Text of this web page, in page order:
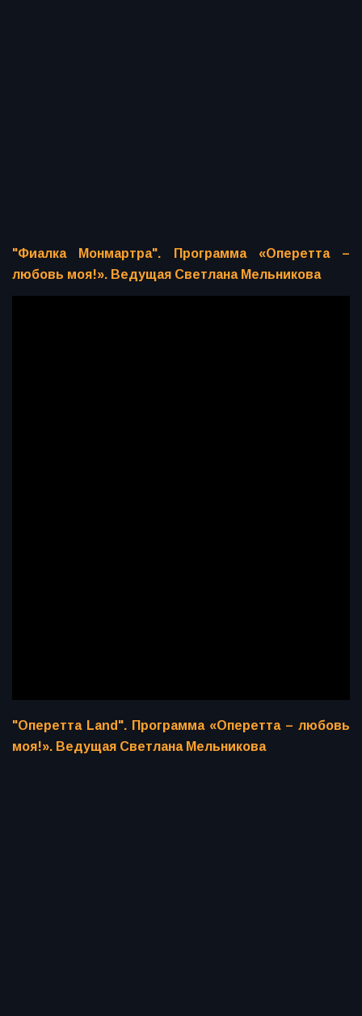
"Фиалка Монмартра". Программа «Оперетта –
любовь моя!». Ведущая Светлана Мельникова
"Оперетта Land". Программа «Оперетта – любовь
моя!». Ведущая Светлана Мельникова